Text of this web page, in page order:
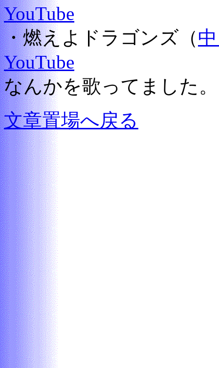
YouTube
・燃えよドラゴンズ（
YouTube
なんかを歌ってました。
文章置場へ戻る